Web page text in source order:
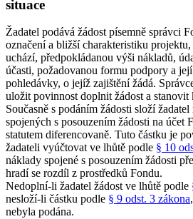
situace
Žadatel podává žádost písemně správci
označení a bližší charakteristiku
uchází, předpokládanou výši nákladů,
účasti, požadovanou formu podpory a
pohledávky, o jejíž zajištění žádá.
uložit povinnost doplnit žádost a
Současně s podáním žádosti složí
spojených s posouzením žádosti na účet
statutem diferencovaně. Tuto částku je
žadateli vyúčtovat ve lhůtě podle § 10
náklady spojené s posouzením žádosti
hradí se rozdíl z prostředků Fondu.
Nedoplní-li žadatel žádost ve lhůtě podle
nesloží-li částku podle § 9 odst. 3 zákona
nebyla podána.